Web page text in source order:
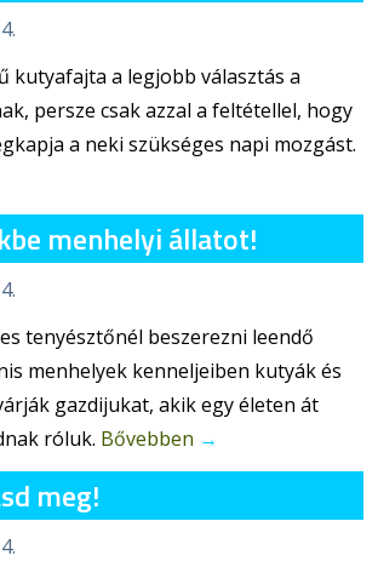
kutyafajta a legjobb választás a
persze csak azzal a feltétellel, hogy
a neki szükséges napi mozgást.
menhelyi állatot!
tenyésztőnél beszerezni leendő
menhelyek kenneljeiben kutyák és
gazdijukat, akik egy életen át
róluk. Bővebben →
meg!